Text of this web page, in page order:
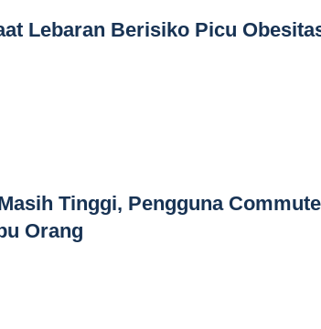
Lebaran Berisiko Picu
Tinggi, Pengguna
Orang